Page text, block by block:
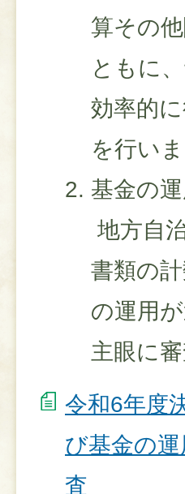
算その
ともに
効率的
を行いま
基金の
地方自
書類の
の運用
主眼に
令和6年度
び基金の
査